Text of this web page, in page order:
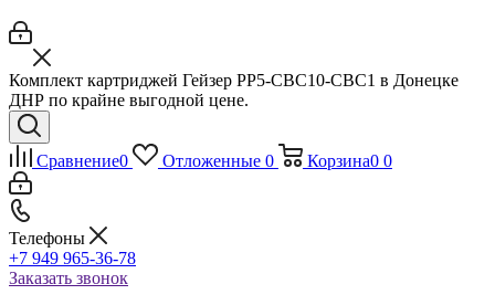
Комплект картриджей Гейзер РР5-СВС10-СВС1 в Донецке
ДНР по крайне выгодной цене.
Сравнение0 Отложенные 0 Корзина0 0
Телефоны
+7 949 965-36-78
Заказать звонок